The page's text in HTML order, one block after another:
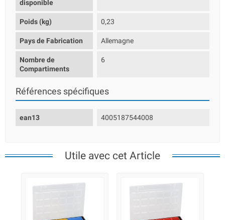
disponible
Poids (kg) 0,23
Pays de Fabrication Allemagne
Nombre de
Compartiments
6
Références spécifiques
ean13 4005187544008
Utile avec cet Article